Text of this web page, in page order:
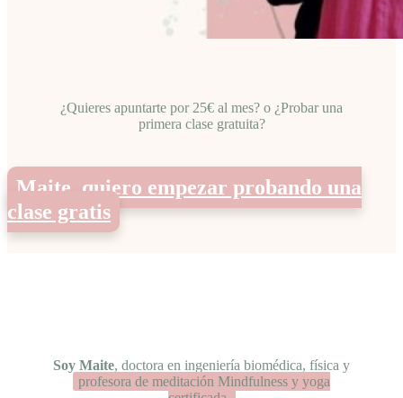
¿Quieres apuntarte por 25€ al mes? o ¿Probar una
primera clase gratuita?
Maite, quiero empezar probando una
clase gratis
Soy Maite, doctora en ingeniería biomédica, física y
profesora de meditación Mindfulness y yoga